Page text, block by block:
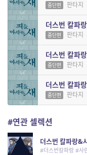
중단편 판타지
중단편 판타지
중단편 판타지
중단편 판타지
#연관 셀렉션
더스번 칼파랑&
#더스번칼파랑 #사